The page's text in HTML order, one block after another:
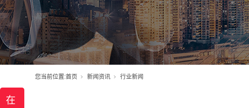
您当前位置:首页 新闻资讯 行业新闻
在